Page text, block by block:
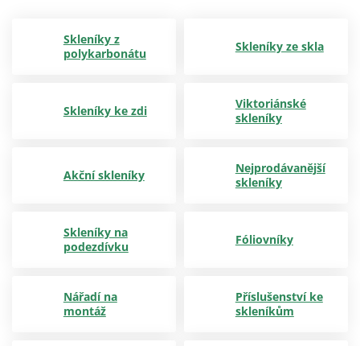
Skleníky z
polykarbonátu
Skleníky ze skla
Skleníky ke zdi
Viktoriánské
skleníky
Akční skleníky
Nejprodávanější
skleníky
Skleníky na
podezdívku
Fóliovníky
Nářadí na
montáž
Příslušenství ke
skleníkům